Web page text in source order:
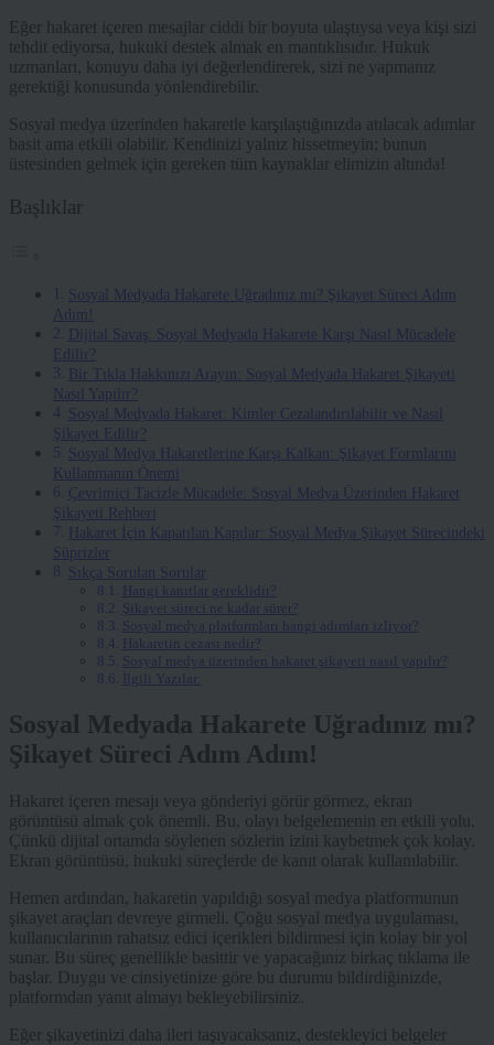
Eğer hakaret içeren mesajlar ciddi bir boyuta ulaştıysa veya kişi sizi
tehdit ediyorsa, hukuki destek almak en mantıklısıdır. Hukuk
uzmanları, konuyu daha iyi değerlendirerek, sizi ne yapmanız
gerektiği konusunda yönlendirebilir.
Sosyal medya üzerinden hakaretle karşılaştığınızda atılacak adımlar
basit ama etkili olabilir. Kendinizi yalnız hissetmeyin; bunun
üstesinden gelmek için gereken tüm kaynaklar elimizin altında!
Başlıklar
Sosyal Medyada Hakarete Uğradınız mı? Şikayet Süreci Adım
Adım!
Dijital Savaş: Sosyal Medyada Hakarete Karşı Nasıl Mücadele
Edilir?
Bir Tıkla Hakkınızı Arayın: Sosyal Medyada Hakaret Şikayeti
Nasıl Yapılır?
Sosyal Medyada Hakaret: Kimler Cezalandırılabilir ve Nasıl
Şikayet Edilir?
Sosyal Medya Hakaretlerine Karşı Kalkan: Şikayet Formlarını
Kullanmanın Önemi
Çevrimiçi Tacizle Mücadele: Sosyal Medya Üzerinden Hakaret
Şikayeti Rehberi
Hakaret İçin Kapatılan Kapılar: Sosyal Medya Şikayet Sürecindeki
Süprizler
Sıkça Sorulan Sorular
Hangi kanıtlar gereklidir?
Şikayet süreci ne kadar sürer?
Sosyal medya platformları hangi adımları izliyor?
Hakaretin cezası nedir?
Sosyal medya üzerinden hakaret şikayeti nasıl yapılır?
İlgili Yazılar:
Sosyal Medyada Hakarete Uğradınız mı?
Şikayet Süreci Adım Adım!
Hakaret içeren mesajı veya gönderiyi görür görmez, ekran
görüntüsü almak çok önemli. Bu, olayı belgelemenin en etkili yolu.
Çünkü dijital ortamda söylenen sözlerin izini kaybetmek çok kolay.
Ekran görüntüsü, hukuki süreçlerde de kanıt olarak kullanılabilir.
Hemen ardından, hakaretin yapıldığı sosyal medya platformunun
şikayet araçları devreye girmeli. Çoğu sosyal medya uygulaması,
kullanıcılarının rahatsız edici içerikleri bildirmesi için kolay bir yol
sunar. Bu süreç genellikle basittir ve yapacağınız birkaç tıklama ile
başlar. Duygu ve cinsiyetinize göre bu durumu bildirdiğinizde,
platformdan yanıt almayı bekleyebilirsiniz.
Eğer şikayetinizi daha ileri taşıyacaksanız, destekleyici belgeler